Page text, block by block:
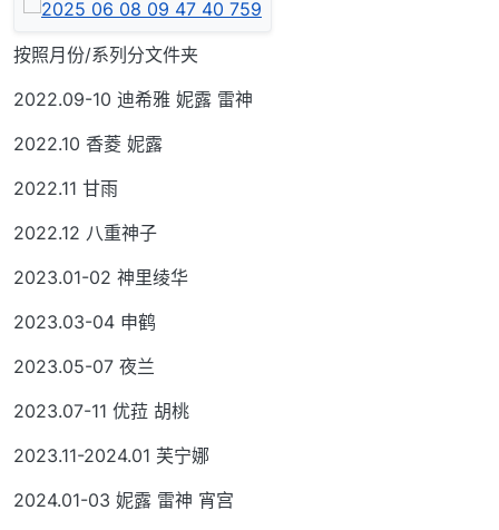
按照月份/系列分文件夹
2022.09-10 迪希雅 妮露 雷神
2022.10 香菱 妮露
2022.11 甘雨
2022.12 八重神子
2023.01-02 神里绫华
2023.03-04 申鹤
2023.05-07 夜兰
2023.07-11 优菈 胡桃
2023.11-2024.01 芙宁娜
2024.01-03 妮露 雷神 宵宫